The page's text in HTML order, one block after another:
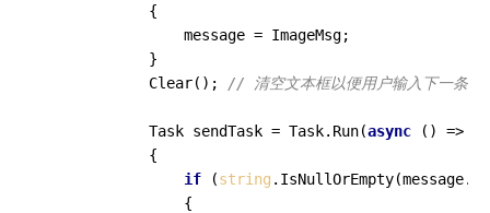
            {
                message = ImageMsg;
            }
            Clear();
// 清空文本框以便用户输入下一条消
            Task sendTask = Task.Run(
async () =>
            {
if (string
                {